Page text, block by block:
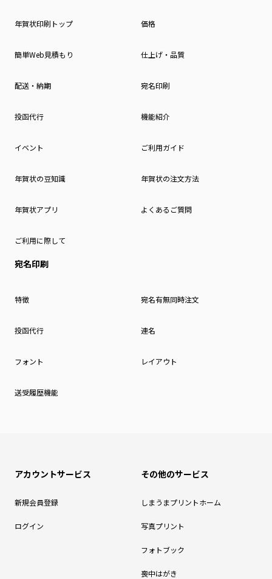
年賀状印刷トップ 価格
簡単Web見積もり 仕上げ・品質
配送・納期 宛名印刷
投函代行 機能紹介
イベント ご利用ガイド
年賀状の豆知識 年賀状の注文方法
年賀状アプリ よくあるご質問
ご利用に際して
宛名印刷
特徴 宛名有無同時注文
投函代行 連名
フォント レイアウト
送受履歴機能
アカウントサービス
新規会員登録
ログイン
その他のサービス
しまうまプリントホーム
写真プリント
フォトブック
喪中はがき